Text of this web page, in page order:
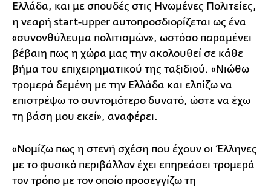
Ελλάδα, και με σπουδές στις Ηνωμένες Πολιτείες,
η νεαρή start-upper αυτοπροσδιορίζεται ως ένα
«συνονθύλευμα πολιτισμών», ωστόσο παραμένει
βέβαιη πως η χώρα μας την ακολουθεί σε κάθε
βήμα του επιχειρηματικού της ταξιδιού. «Νιώθω
τρομερά δεμένη με την Ελλάδα και ελπίζω να
επιστρέψω το συντομότερο δυνατό, ώστε να έχω
τη βάση μου εκεί», αναφέρει.
«Νομίζω πως η στενή σχέση που έχουν οι Έλληνες
με το φυσικό περιβάλλον έχει επηρεάσει τρομερά
τον τρόπο με τον οποίο προσεγγίζω τη